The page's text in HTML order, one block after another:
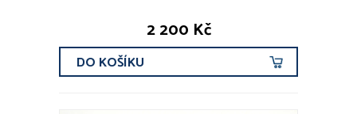
2 200 Kč
DO KOŠÍKU